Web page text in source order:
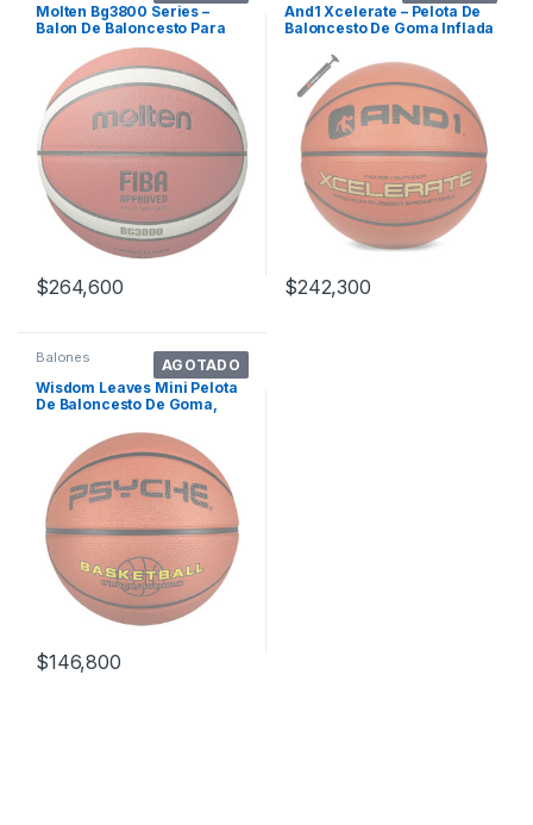
Molten Bg3800 Series –
Balon De Baloncesto Para
$264,600
And1 Xcelerate – Pelota De
Baloncesto De Goma Inflada
$242,300
AGOTADO
Balones
Wisdom Leaves Mini Pelota
De Baloncesto De Goma,
$146,800